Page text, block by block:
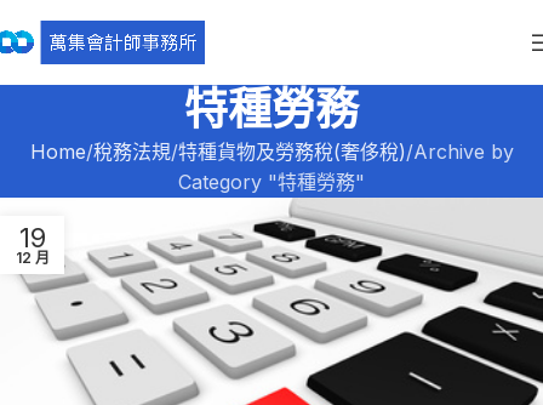
特種勞務
Home 稅務法規 特種貨物及勞務稅(奢侈稅) Archive by
Category "特種勞務"
19
12 月